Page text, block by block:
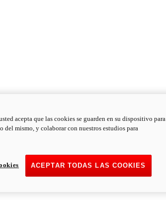
acepta que las cookies se guarden en su dispositivo para
mismo, y colaborar con nuestros estudios para
ACEPTAR TODAS LAS COOKIES